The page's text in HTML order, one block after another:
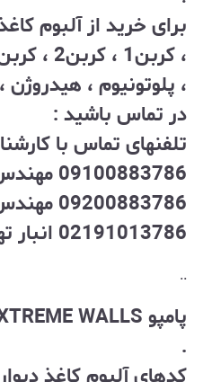
برای خرید از آلبوم
، پلوتونیوم ، هیدروژن
در تماس باشید :
تلفنهای تماس با
09100883786 مهندس ابراهیمی
09200883786 مهندس بهرامی
02191013786 انبار تهران
..
پامپو PAMPOO EXTREME WALLS ✔️
.